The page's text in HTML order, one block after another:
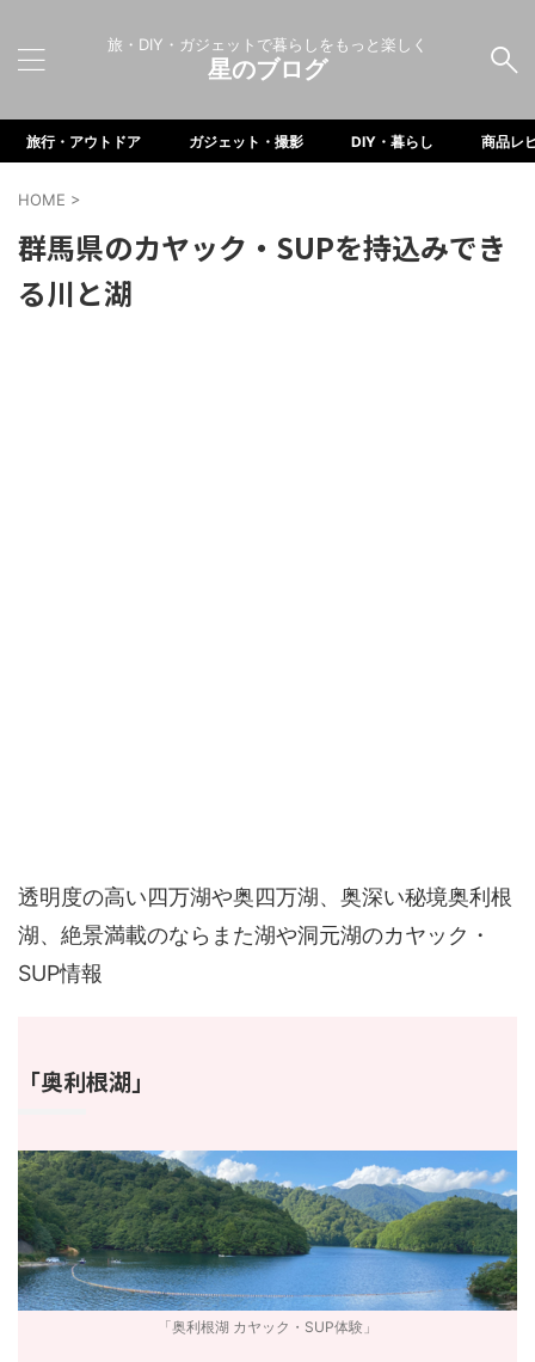
旅・DIY・ガジェットで暮らしをもっと楽しく
星のブログ
旅行・アウトドア ガジェット・撮影 DIY・暮らし 商品レ
HOME >
群馬県のカヤック・SUPを持込みでき
る川と湖
透明度の高い四万湖や奥四万湖、奥深い秘境奥利根
湖、絶景満載のならまた湖や洞元湖のカヤック・
SUP情報
「奥利根湖」
「奥利根湖 カヤック・SUP体験」